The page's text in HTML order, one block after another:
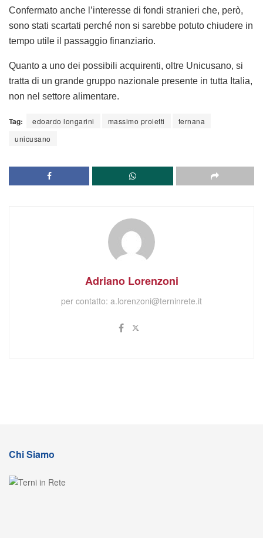
Confermato anche l’interesse di fondi stranieri che, però,
sono stati scartati perché non si sarebbe potuto chiudere in
tempo utile il passaggio finanziario.
Quanto a uno dei possibili acquirenti, oltre Unicusano, si
tratta di un grande gruppo nazionale presente in tutta Italia,
non nel settore alimentare.
Tag: edoardo longarini massimo proietti
ternana
unicusano
Adriano Lorenzoni
per contatto: a.lorenzoni@terninrete.it
Chi Siamo